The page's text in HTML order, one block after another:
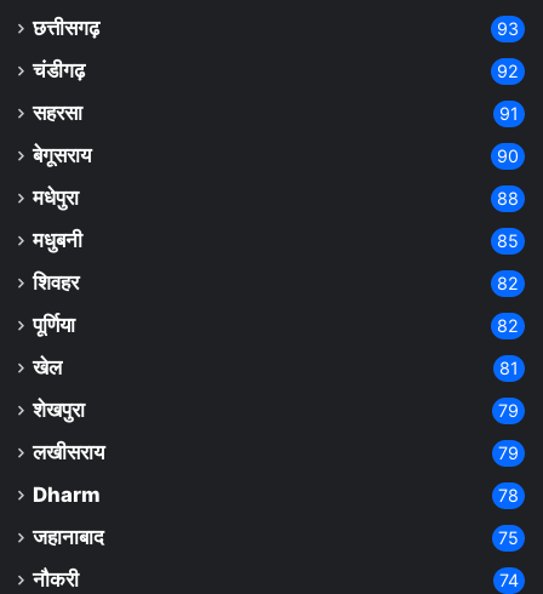
छत्तीसगढ़ 93
चंडीगढ़ 92
सहरसा 91
बेगूसराय 90
मधेपुरा 88
मधुबनी 85
शिवहर 82
पूर्णिया 82
खेल 81
शेखपुरा 79
लखीसराय 79
Dharm 78
जहानाबाद 75
नौकरी 74